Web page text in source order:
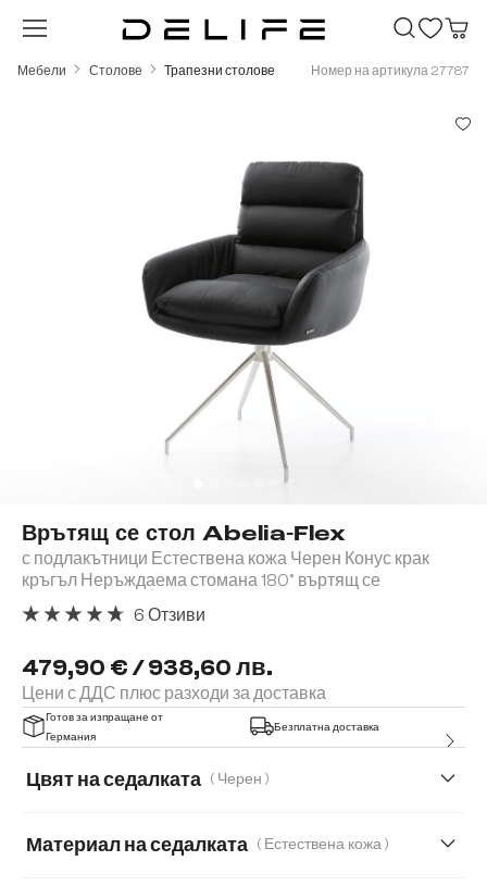
Преминете към основното съдържание
Мебели Столове Трапезни столове Номер на артикула 27787
Врътящ се стол Abelia-Flex
с подлакътници Естествена кожа Черен Конус крак
кръгъл Неръждаема стомана 180° въртящ се
479,90 € / 938,60 лв.
Цени с ДДС плюс разходи за доставка
6 Отзиви
Готов за изпращане от
Германия
Безплатна доставка
Цвят на седалката ( Черен )
Материал на седалката ( Естествена кожа )